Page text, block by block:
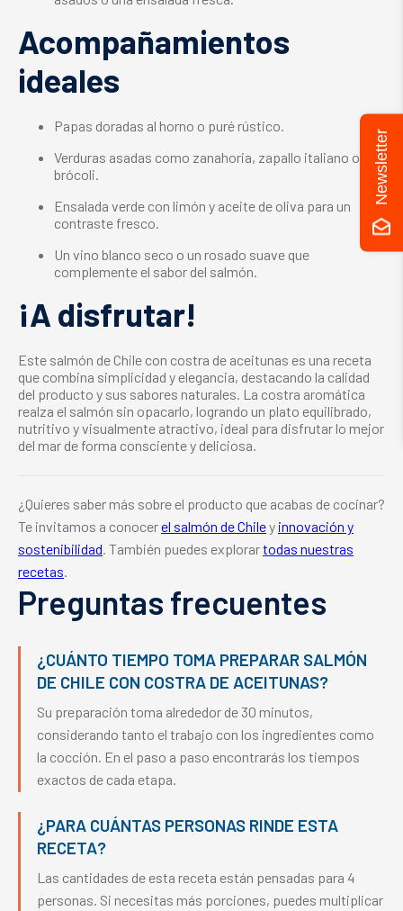
Acompañamientos
ideales
Papas doradas al horno o puré rústico.
Verduras asadas como zanahoria, zapallo italiano o
brócoli.
Ensalada verde con limón y aceite de oliva para un
contraste fresco.
Un vino blanco seco o un rosado suave que
complemente el sabor del salmón.
¡A disfrutar!
Este salmón de Chile con costra de aceitunas es una receta
que combina simplicidad y elegancia, destacando la calidad
del producto y sus sabores naturales. La costra aromática
realza el salmón sin opacarlo, logrando un plato equilibrado,
nutritivo y visualmente atractivo, ideal para disfrutar lo mejor
del mar de forma consciente y deliciosa.
¿Quieres saber más sobre el producto que acabas de cocinar?
Te invitamos a conocerel salmón de Chiley innovación y
sostenibilidad . También puedes explorartodas nuestras
recetas
Preguntas frecuentes
¿CUÁNTO TIEMPO TOMA PREPARAR SALMÓN
DE CHILE CON COSTRA DE ACEITUNAS?
Su preparación toma alrededor de 30 minutos,
considerando tanto el trabajo con los ingredientes como
la cocción. En el paso a paso encontrarás los tiempos
exactos de cada etapa.
¿PARA CUÁNTAS PERSONAS RINDE ESTA
RECETA?
Las cantidades de esta receta están pensadas para 4
personas. Si necesitas más porciones, puedes multiplicar
Newsletter